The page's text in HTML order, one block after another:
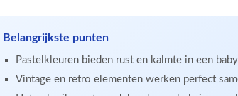
Belangrijkste punten
Pastelkleuren bieden rust en kalmte in een
Vintage en retro elementen werken perfect